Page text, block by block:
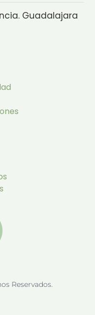
Guadalajara
Reservados.